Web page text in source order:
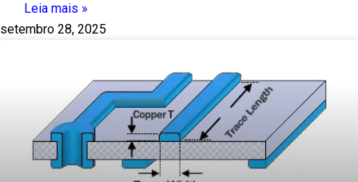
Leia mais »
setembro 28, 2025